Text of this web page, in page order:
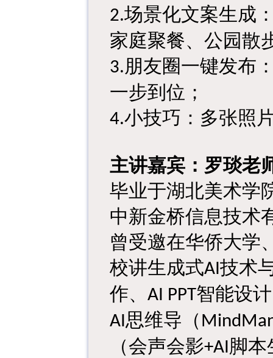
2.场景化文案生成
家庭聚餐、公园散
3.朋友圈一键发布
一步到位；
4.小技巧：多张照
主讲嘉宾 ： 罗琰老
毕业于湖北美术学
中新金桥信息技术
曾受邀在华侨大学
校讲生成式AI技术
作、 AI PPT智能设
AI思维导 （
（会声会影+AI脚本